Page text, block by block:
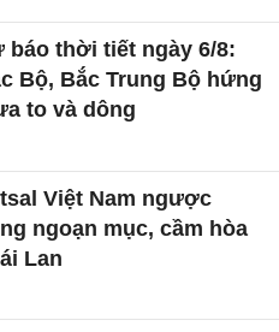
báo thời tiết ngày 6/8:
Bộ, Bắc Trung Bộ hứng
to và dông
Việt Nam ngược
ngoạn mục, cầm hòa
Lan